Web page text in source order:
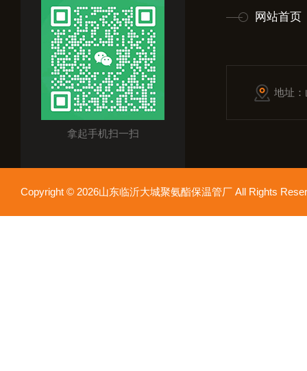
拿起手机扫一扫
网站首页
地址
Copyright © 2026山东临沂大城聚氨酯保温管厂 All Rights